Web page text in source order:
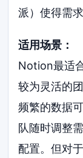
派）使得需
适用场景：
Notion最适
较为灵活的
频繁的数据
队随时调整
配置。但对